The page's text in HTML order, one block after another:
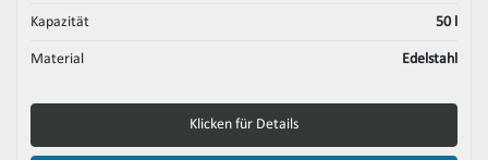
Kapazität 50 l
Material Edelstahl
Klicken für Details